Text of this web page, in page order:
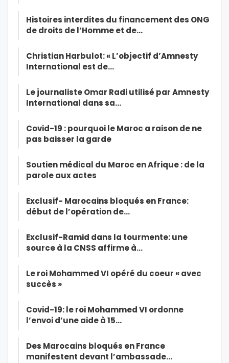
Histoires interdites du financement des ONG
de droits de l’Homme et de…
Christian Harbulot: « L’objectif d’Amnesty
International est de…
Le journaliste Omar Radi utilisé par Amnesty
International dans sa…
Covid-19 : pourquoi le Maroc a raison de ne
pas baisser la garde
Soutien médical du Maroc en Afrique : de la
parole aux actes
Exclusif- Marocains bloqués en France:
début de l’opération de…
Exclusif-Ramid dans la tourmente: une
source à la CNSS affirme à…
Le roi Mohammed VI opéré du coeur « avec
succès »
Covid-19: le roi Mohammed VI ordonne
l’envoi d’une aide à 15…
Des Marocains bloqués en France
manifestent devant l’ambassade…